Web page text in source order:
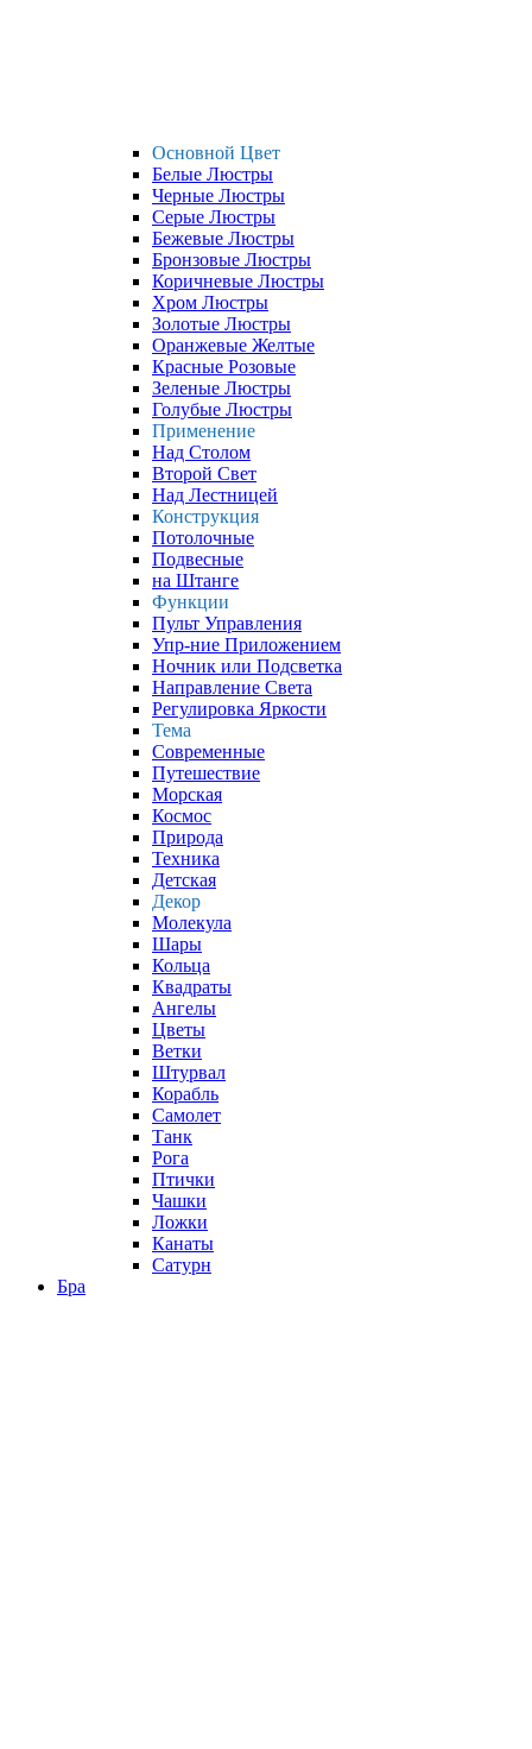
Основной Цвет
Белые Люстры
Черные Люстры
Серые Люстры
Бежевые Люстры
Бронзовые Люстры
Коричневые Люстры
Хром Люстры
Золотые Люстры
Оранжевые Желтые
Красные Розовые
Зеленые Люстры
Голубые Люстры
Применение
Над Столом
Второй Свет
Над Лестницей
Конструкция
Потолочные
Подвесные
на Штанге
Функции
Пульт Управления
Упр-ние Приложением
Ночник или Подсветка
Направление Света
Регулировка Яркости
Тема
Современные
Путешествие
Морская
Космос
Природа
Техника
Детская
Декор
Молекула
Шары
Кольца
Квадраты
Ангелы
Цветы
Ветки
Штурвал
Корабль
Самолет
Танк
Рога
Птички
Чашки
Ложки
Канаты
Сатурн
Бра